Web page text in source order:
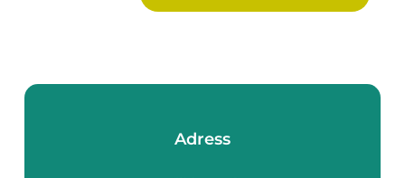
Adress